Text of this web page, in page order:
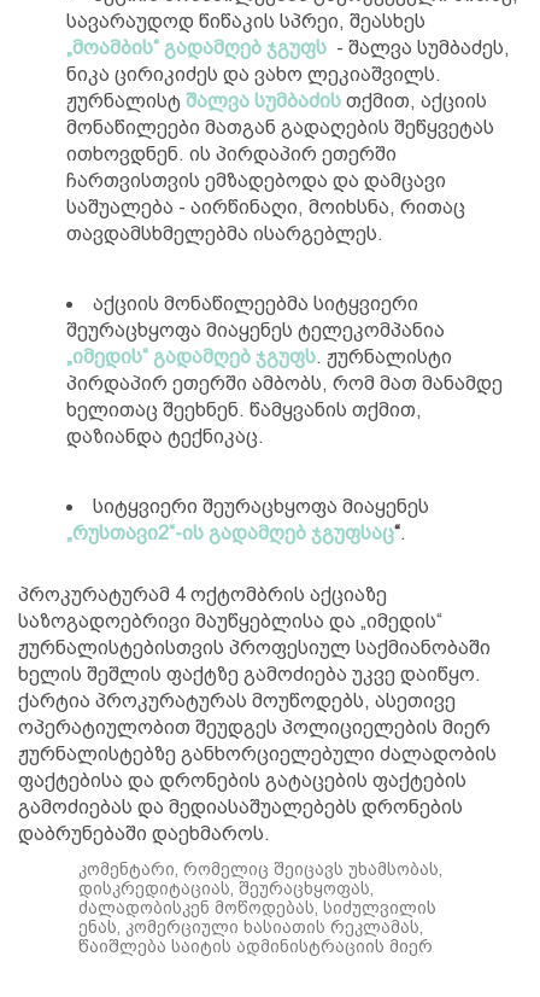
სავარაუდოდ წიწაკის სპრეი, შეასხეს
„მოამბის“ გადამღებ ჯგუფს - შალვა სუმბაძეს,
ნიკა ცირიკიძეს და ვახო ლეკიაშვილს.
ჟურნალისტ შალვა სუმბაძის თქმით, აქციის
მონაწილეები მათგან გადაღების შეწყვეტას
ითხოვდნენ. ის პირდაპირ ეთერში
ჩართვისთვის ემზადებოდა და დამცავი
საშუალება - აირწინაღი, მოიხსნა, რითაც
თავდამსხმელებმა ისარგებლეს.
აქციის მონაწილეებმა სიტყვიერი
შეურაცხყოფა მიაყენეს ტელეკომპანია
„იმედის“ გადამღებ ჯგუფს. ჟურნალისტი
პირდაპირ ეთერში ამბობს, რომ მათ მანამდე
ხელითაც შეეხნენ. წამყვანის თქმით,
დაზიანდა ტექნიკაც.
სიტყვიერი შეურაცხყოფა მიაყენეს
„რუსთავი2“-ის გადამღებ ჯგუფსაც“.
პროკურატურამ 4 ოქტომბრის აქციაზე
საზოგადოებრივი მაუწყებლისა და „იმედის“
ჟურნალისტებისთვის პროფესიულ საქმიანობაში
ხელის შეშლის ფაქტზე გამოძიება უკვე დაიწყო.
ქარტია პროკურატურას მოუწოდებს, ასეთივე
ოპერატიულობით შეუდგეს პოლიციელების მიერ
ჟურნალისტებზე განხორციელებული ძალადობის
ფაქტებისა და დრონების გატაცების ფაქტების
გამოძიებას და მედიასაშუალებებს დრონების
დაბრუნებაში დაეხმაროს.
კომენტარი, რომელიც შეიცავს უხამსობას,
დისკრედიტაციას, შეურაცხყოფას,
ძალადობისკენ მოწოდებას, სიძულვილის
ენას, კომერციული ხასიათის რეკლამას,
წაიშლება საიტის ადმინისტრაციის მიერ